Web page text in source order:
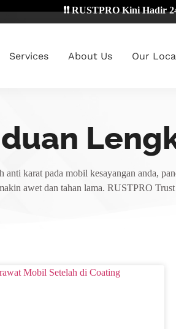
❗❗ RUSTPRO Kini Hadir 24 Jam |
Services About Us Our
anti karat pada mobil kesayangan anda,
awet dan tahan lama. RUSTPRO